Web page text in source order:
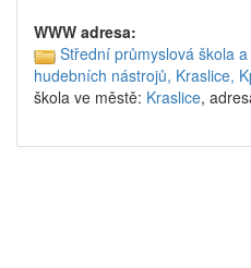
WWW adresa:
Střední průmyslová škola
hudebních nástrojů, Kraslice,
škola ve městě: Kraslice,